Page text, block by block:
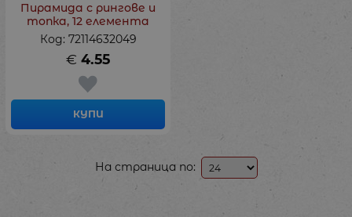
Пирамида с рингове и
топка, 12 елемента
Код: 72114632049
4.55
€
КУПИ
На страница по: